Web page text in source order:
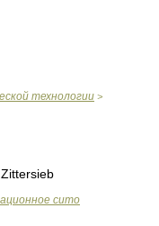
технологии >
сито